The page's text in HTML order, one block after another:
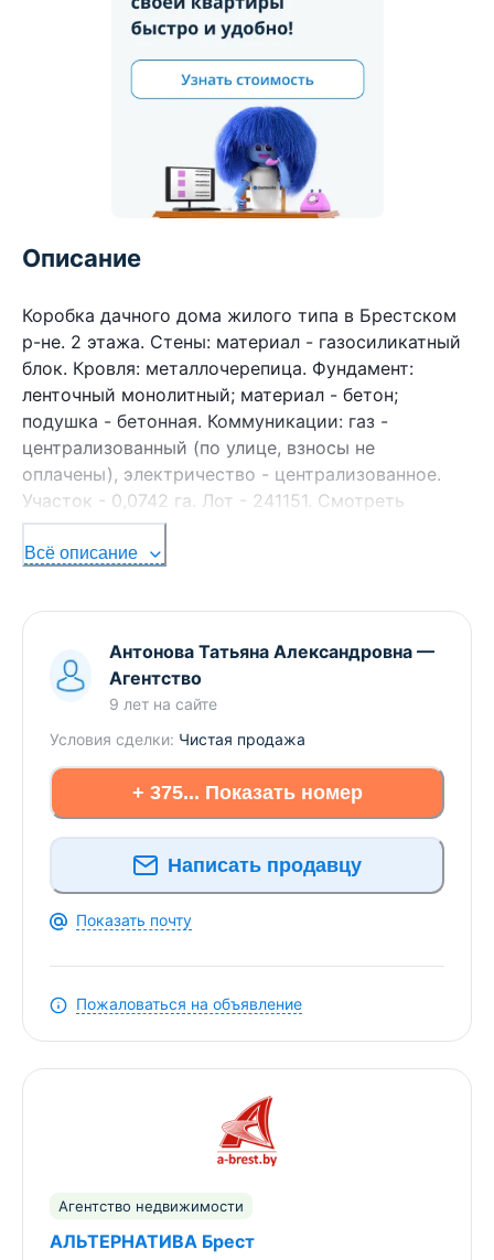
Описание
Коробка дачного дома жилого типа в Брестском
р-не. 2 этажа. Стены: материал - газосиликатный
блок. Кровля: металлочерепица. Фундамент:
ленточный монолитный; материал - бетон;
подушка - бетонная. Коммуникации: газ -
централизованный (по улице, взносы не
оплачены), электричество - централизованное.
Участок - 0,0742 га. Лот - 241151. Смотреть
подробнее.
предложений и снижения цен по ДАЧАМ и
УЧАСТКАМ в Брестском регионе прямо Вам в
Viber или Telegram ЗАО «АЛЬТЕРНАТИВА Брест».
УНП 291427570 Лицензия № 02240/303 от
02.02.2016г. Договор номер 1151/1 от 29.05.2024
Всё описание
Антонова Татьяна Александровна —
Агентство
9 лет на сайте
Условия сделки: Чистая продажа
+ 375... Показать номер
Написать продавцу
Показать почту
Пожаловаться на объявление
Агентство недвижимости
АЛЬТЕРНАТИВА Брест